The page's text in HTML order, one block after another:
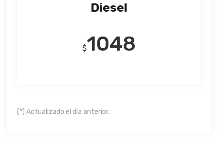
Diesel
$1048
(*) Actualizado el día anterior.